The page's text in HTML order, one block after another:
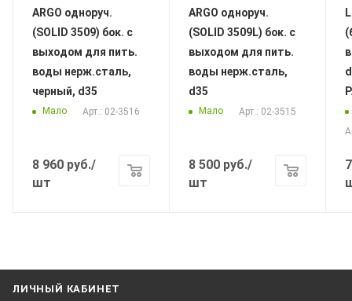
ARGO одноруч.
(SOLID 3509) бок. с
выходом для пить.
воды нерж.сталь,
черный, d35
Мало Арт.: 02-3516
8 960 руб./
шт
ARGO одноруч.
(SOLID 3509L) бок. с
выходом для пить.
воды нерж.сталь,
d35
Мало Арт.: 02-3515
8 500 руб./
шт
ЛИЧНЫЙ КАБИНЕТ